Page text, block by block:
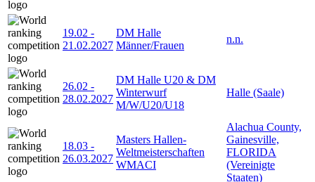
19.02 -
21.02.2027
DM Halle
Männer/Frauen
n.n.
26.02 -
28.02.2027
DM Halle U20 & DM
Winterwurf
M/W/U20/U18
Halle (Saale)
18.03 -
26.03.2027
Masters Hallen-
Weltmeisterschaften
WMACI
Alachua County,
Gainesville,
FLORIDA
(Vereinigte
Staaten)